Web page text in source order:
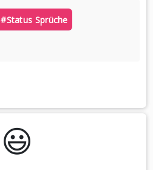
#status Sprüche
😃️